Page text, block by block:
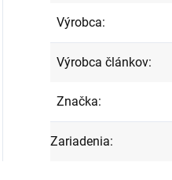
Výrobca:
Výrobca článkov:
Značka:
Zariadenia: